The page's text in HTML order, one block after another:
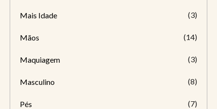
Mais Idade (3)
Mãos (14)
Maquiagem (3)
Masculino (8)
Pés (7)